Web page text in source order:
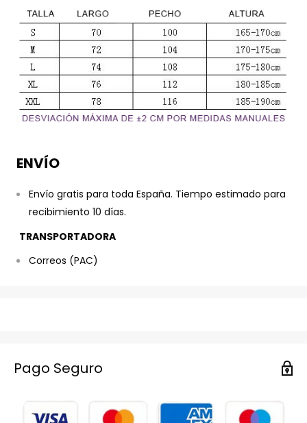
ENVÍO
Envío gratis para toda España. Tiempo estimado para
recibimiento 10 días.
TRANSPORTADORA
Correos (PAC)
Pago Seguro